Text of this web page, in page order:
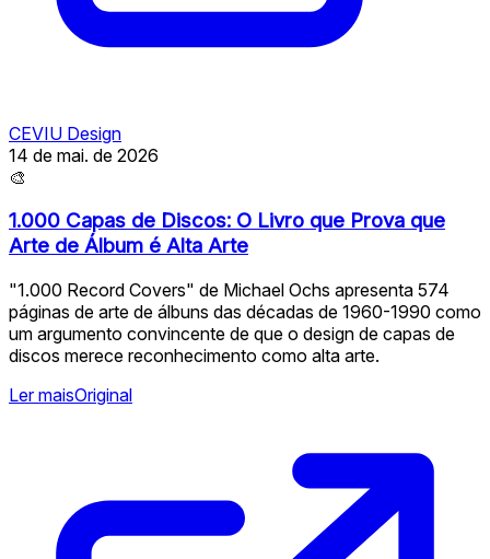
CEVIU Design
14 de mai. de 2026
🎨
1.000 Capas de Discos: O Livro que Prova que
Arte de Álbum é Alta Arte
"1.000 Record Covers" de Michael Ochs apresenta 574
páginas de arte de álbuns das décadas de 1960-1990 como
um argumento convincente de que o design de capas de
discos merece reconhecimento como alta arte.
Ler maisOriginal